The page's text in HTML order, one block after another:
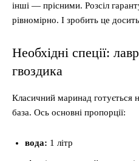
інші — прісними. Розсіл
рівномірно. І зробить це
Необхідні спеції:
гвоздика
Класичний маринад готується
база. Ось основні пропорції:
вода: 1 літр